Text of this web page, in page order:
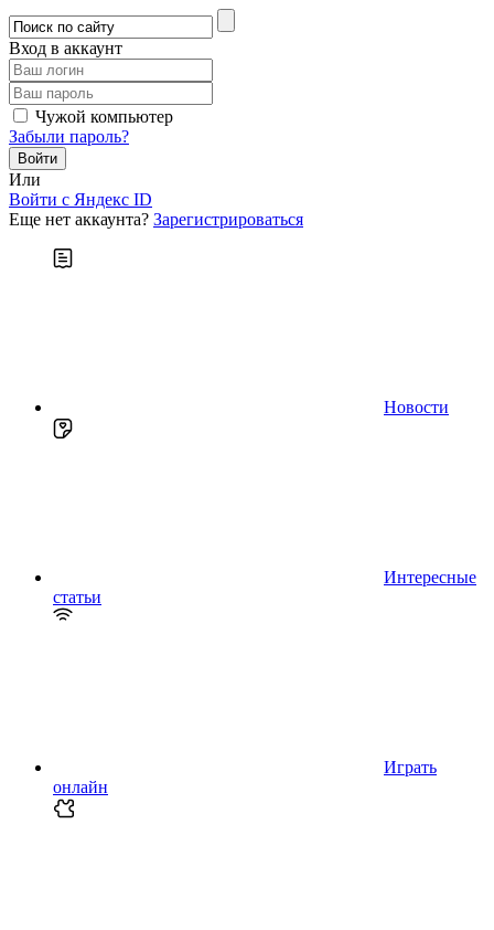
Вход в аккаунт
Чужой компьютер
Забыли пароль?
Или
Войти c Яндекс ID
Еще нет аккаунта? Зарегистрироваться
Новости
Интересные
статьи
Играть
онлайн